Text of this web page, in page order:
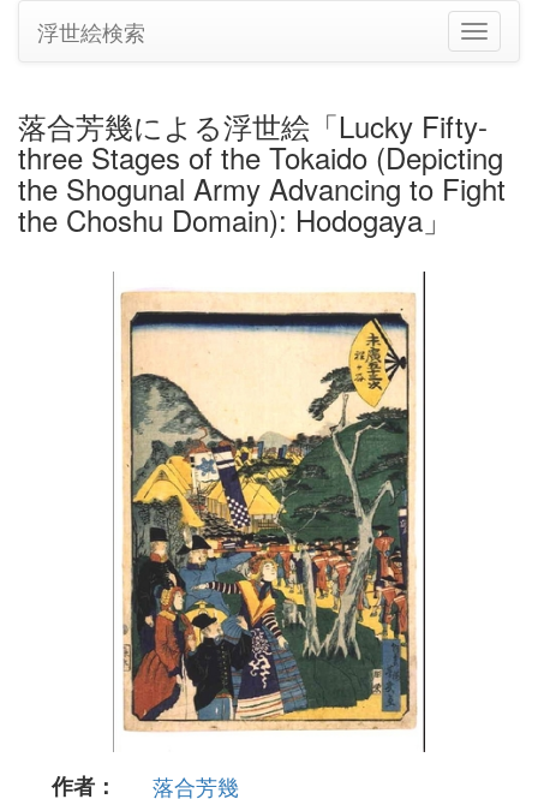
ナ
ビ
シ
ョ
ン
の
浮世絵検索
落合芳幾による浮世絵「Lucky Fifty-
three Stages of the Tokaido (Depicting
the Shogunal Army Advancing to Fight
the Choshu Domain): Hodogaya」
作者：
落合芳幾